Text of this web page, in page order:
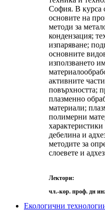
София. В курса
основите на
методи за
кондензация;
изпаряване;
основните
използването
активните
повърхността;
плазменно
материали;
полимерни
дебелина и
методите за
слоевете и
Лектори:
чл.-кор. проф. дн
Екологични